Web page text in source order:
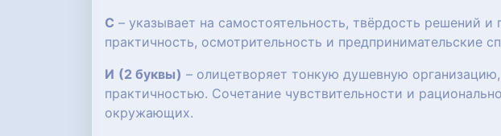
С – указывает на самостоятельность, твёрдость решений и
практичность, осмотрительность и предпринимательские
И (2 буквы) – олицетворяет тонкую душевную
практичностью. Сочетание чувствительности и
окружающих.